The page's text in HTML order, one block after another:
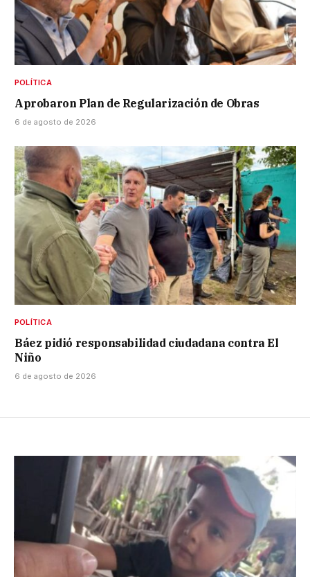
POLÍTICA
Aprobaron Plan de Regularización de Obras
6 de agosto de 2026
POLÍTICA
Báez pidió responsabilidad ciudadana contra El
Niño
6 de agosto de 2026